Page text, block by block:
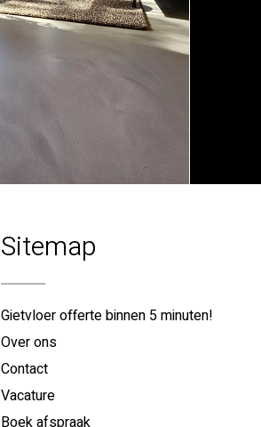
Sitemap
Gietvloer offerte binnen 5 minuten!
Over ons
Contact
Vacature
Boek afspraak